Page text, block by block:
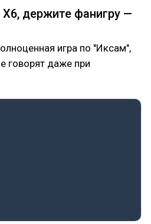
держите фанигру —
игра по "Иксам",
говорят даже при